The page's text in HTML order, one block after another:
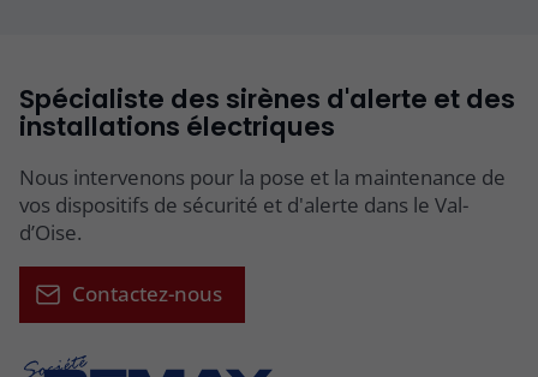
Spécialiste des sirènes d'alerte et des
installations électriques
Nous intervenons pour la pose et la maintenance de
vos dispositifs de sécurité et d'alerte dans le Val-
d’Oise.
Contactez-nous